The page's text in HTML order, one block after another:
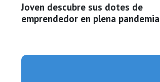
Joven descubre sus dotes de
emprendedor en plena pandemia